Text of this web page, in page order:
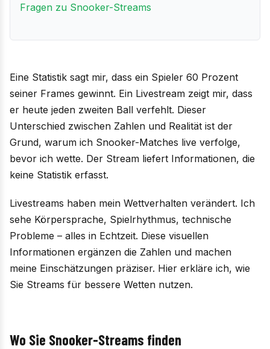
Fragen zu Snooker-Streams
Eine Statistik sagt mir, dass ein Spieler 60 Prozent
seiner Frames gewinnt. Ein Livestream zeigt mir, dass
er heute jeden zweiten Ball verfehlt. Dieser
Unterschied zwischen Zahlen und Realität ist der
Grund, warum ich Snooker-Matches live verfolge,
bevor ich wette. Der Stream liefert Informationen, die
keine Statistik erfasst.
Livestreams haben mein Wettverhalten verändert. Ich
sehe Körpersprache, Spielrhythmus, technische
Probleme – alles in Echtzeit. Diese visuellen
Informationen ergänzen die Zahlen und machen
meine Einschätzungen präziser. Hier erkläre ich, wie
Sie Streams für bessere Wetten nutzen.
Wo Sie Snooker-Streams finden